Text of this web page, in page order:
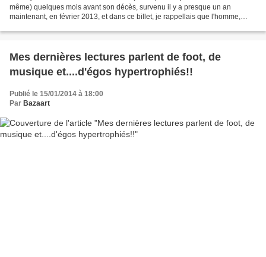
même) quelques mois avant son décès, survenu il y a presque un an
maintenant, en février 2013, et dans ce billet, je rappellais que l'homme,
Mes dernières lectures parlent de foot, de
musique et....d'égos hypertrophiés!!
Publié le 15/01/2014 à 18:00
Par Bazaart